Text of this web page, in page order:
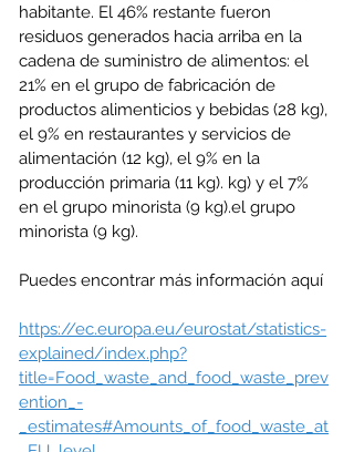
habitante. El 46% restante fueron
residuos generados hacia arriba en la
cadena de suministro de alimentos: el
21% en el grupo de fabricación de
productos alimenticios y bebidas (28 kg),
el 9% en restaurantes y servicios de
alimentación (12 kg), el 9% en la
producción primaria (11 kg). kg) y el 7%
en el grupo minorista (9 kg).el grupo
minorista (9 kg).
Puedes encontrar más información aquí
https://ec.europa.eu/eurostat/statistics-
explained/index.php?
title=Food_waste_and_food_waste_prev
ention_-
_estimates#Amounts_of_food_waste_at